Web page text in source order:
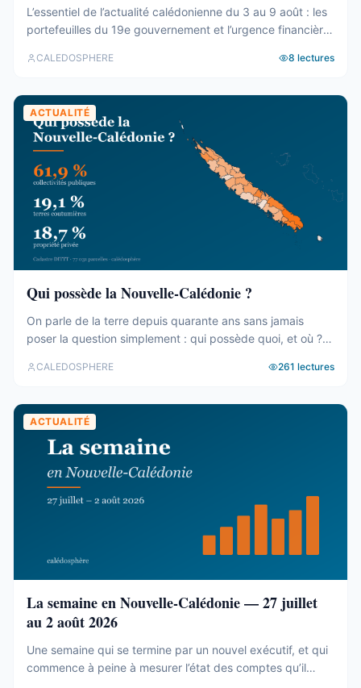
L’essentiel de l’actualité calédonienne du 3 au 9 août : les
portefeuilles du 19e gouvernement et l’urgence financière,
Mont-Dore, le Betico en panne et le Forum du Pacifique
CALEDOSPHERE 8 lectures
ACTUALITÉ
Qui possède la Nouvelle-Calédonie ?
On parle de la terre depuis quarante ans sans jamais
poser la question simplement : qui possède quoi, et où ?
agrégé ses 77 031 parcelles. Le résultat tient en trois
CALEDOSPHERE 261 lectures
ACTUALITÉ
La semaine en Nouvelle-Calédonie — 27 juillet
au 2 août 2026
Une semaine qui se termine par un nouvel exécutif, et qui
commence à peine à mesurer l’état des comptes qu’il